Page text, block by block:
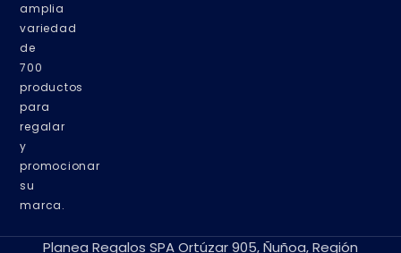
amplia
variedad
de
700
productos
para
regalar
y
promocionar
su
marca.
Planea Regalos SPA Ortúzar 905, Ñuñoa, Región